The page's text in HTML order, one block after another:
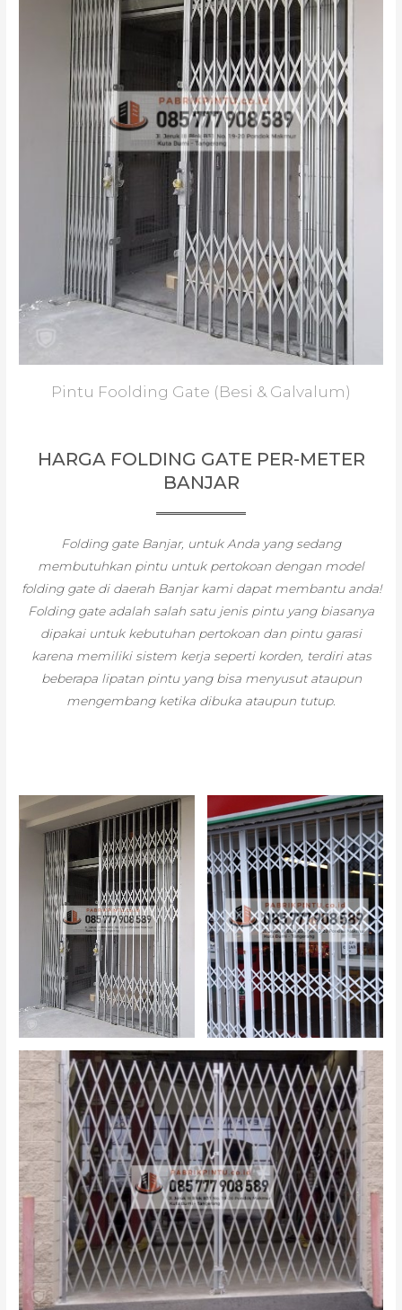
Pintu Foolding Gate (Besi & Galvalum)
HARGA FOLDING GATE PER-METER
BANJAR
Folding gate Banjar, untuk Anda yang sedang
membutuhkan pintu untuk pertokoan dengan model
folding gate di daerah Banjar kami dapat membantu anda!
Folding gate adalah salah satu jenis pintu yang biasanya
dipakai untuk kebutuhan pertokoan dan pintu garasi
karena memiliki sistem kerja seperti korden, terdiri atas
beberapa lipatan pintu yang bisa menyusut ataupun
mengembang ketika dibuka ataupun tutup.